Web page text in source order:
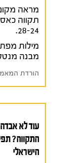
מראה
28-24.
מילות
מבנה
הורדת
עוד לא אבדה
התקווה?
הישראלי